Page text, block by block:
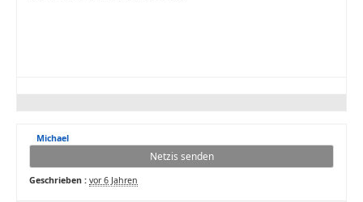
Michael
Netzis senden
Geschrieben : vor 6 Jahren